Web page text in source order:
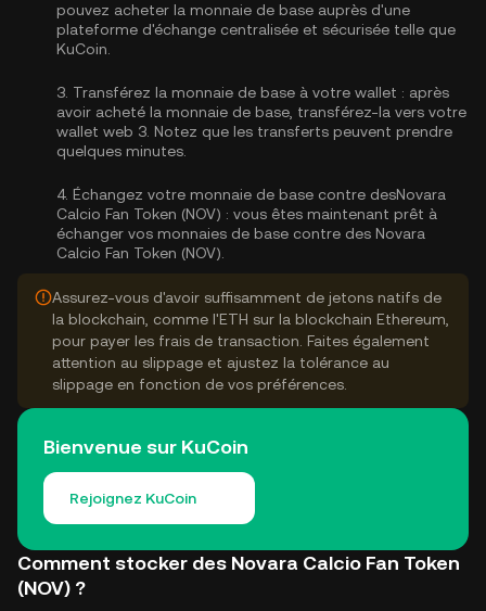
pouvez acheter la monnaie de base auprès d'une
plateforme d'échange centralisée et sécurisée telle que
KuCoin.
3. Transférez la monnaie de base à votre wallet : après
avoir acheté la monnaie de base, transférez-la vers votre
wallet web 3. Notez que les transferts peuvent prendre
quelques minutes.
4. Échangez votre monnaie de base contre desNovara
Calcio Fan Token (NOV) : vous êtes maintenant prêt à
échanger vos monnaies de base contre des Novara
Calcio Fan Token (NOV).
Assurez-vous d'avoir suffisamment de jetons natifs de
la blockchain, comme l'ETH sur la blockchain Ethereum,
pour payer les frais de transaction. Faites également
attention au slippage et ajustez la tolérance au
slippage en fonction de vos préférences.
Bienvenue sur KuCoin
Rejoignez KuCoin
Comment stocker des Novara Calcio Fan Token
(NOV) ?